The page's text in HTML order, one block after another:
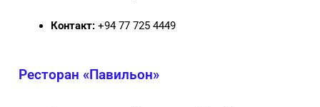
Контакт: +94 77 725 4449
Ресторан «Павильон»